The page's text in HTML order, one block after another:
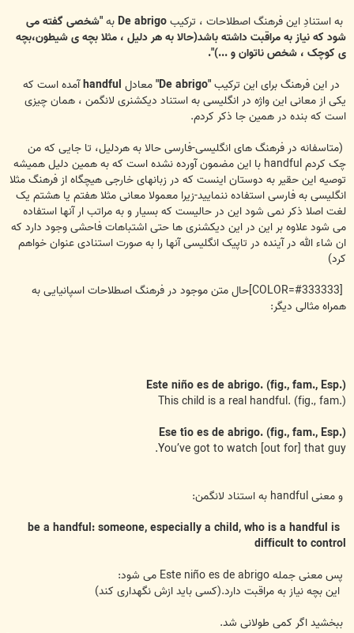
به استنادِ این فرهنگ اصطلاحات ، ترکیبDe abrigo به"شخصی گفته می
شود که نیاز به مراقبت داشته باشد(حالا به هر دلیل ، مثلا بچه ی شیطون،بچه
ی کوچک ، شخص ناتوان و ...)".
در این فرهنگ برای این ترکیب"De abrigo" معادل handfulآمده است که
یکی از معانی این واژه در انگلیسی به استناد دیکشنری لانگمن ، همان چیزی
است که بنده در همین جا ذکر کردم.
(متاسفانه در فرهنگ های انگلیسی-فارسی حالا به هردلیل، تا جایی که من
چک کردم handful با این مضمون آورده نشده است که به همین دلیل همیشه
توصیه این حقیر به دوستان اینست که در زبانهای خارجی هیچگاه از فرهنگ مثلا
انگلیسی به فارسی استفاده ننمایید-زیرا معمولا معانی مثلا هفتم یا هشتم یک
لغت اصلا ذکر نمی شود این در حالیست که بسیار و به مراتب ار آنها استفاده
می شود علاوه بر این در این دیکشنری ها حتی اشتباهات فاحشی وجود دارد که
ان شاء الله در آینده در تاپیک انگلیسی آنها را به صورت استنادی عنوان خواهم
کرد)
[COLOR=#333333]حال متن موجود در فرهنگ اصطلاحات اسپانیایی به
همراه مثالی دیگر:
Este niño es de abrigo. (fig., fam., Esp.)
This child is a real handful. (fig., fam.)
Ese tío es de abrigo. (fig., fam., Esp.)
You’ve got to watch [out for] that guy.
و معنی handful به استناد لانگمن:
be a handful: someone, especially a child, who is a handful is
difficult to control
پس معنی جمله Este niño es de abrigo می شود:
این بچه نیاز به مراقبت دارد.(کسی باید ازش نگهداری کند)
ببخشید اگر کمی طولانی شد.